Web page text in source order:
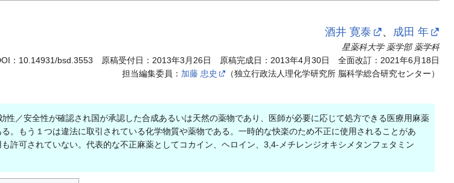
酒井 寛泰 、 成田 年
星薬科大学 薬学部 薬学科
： 10.14931/bsd.3553 原稿受付日：2013年3月26日 原稿完成日：2013年4月30日 全面改訂：2021年6月18日
担当編集委員： 加藤 忠史
（独立行政法人理化学研究所 脳科学総合研究センター）
／安全性が確認され国が承認した合成あるいは天然の薬物であり、医師が必要に応じて処方できる医療用麻薬
。もう１つは違法に取引されている化学物質や薬物である。一時的な快楽のため不正に使用されることがあ
許可されていない。代表的な不正麻薬としてコカイン、ヘロイン、3,4-メチレンジオキシメタンフェタミン